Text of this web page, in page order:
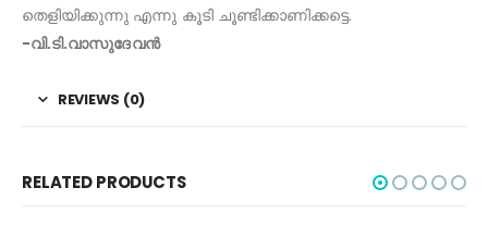
തെളിയിക്കുന്നു എന്നു കൂടി ചൂണ്ടിക്കാണിക്കട്ടെ.
-വി.ടി.വാസുദേവൻ
REVIEWS (0)
RELATED PRODUCTS